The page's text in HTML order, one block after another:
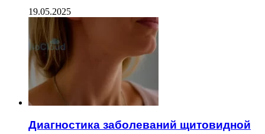
19.05.2025
Диагностика заболеваний щитовидной